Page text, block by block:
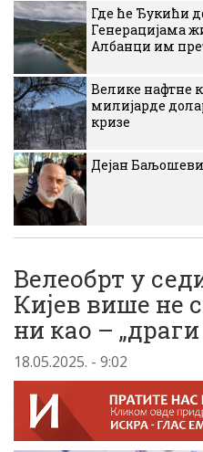
Где ће Ђукићи
Генерацијама
Албанци им
Велике нафтне
милијарде
кризе
Дејан
Велеобрт у
Кијев више не
ни као – „драги
18.05.2025. - 9:02